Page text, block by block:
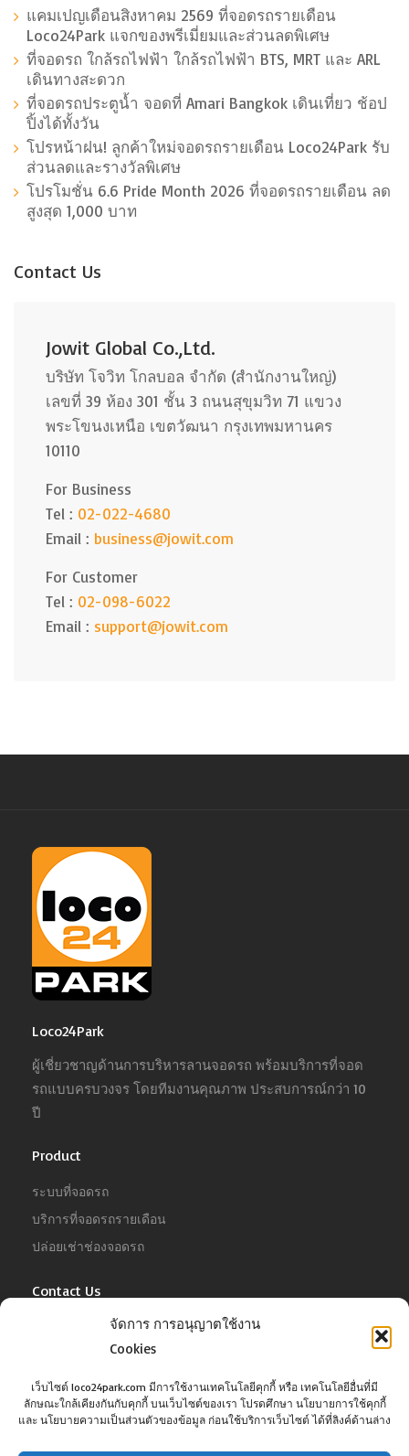
จัดการ การอนุญาตใช้งาน
Cookies
เว็บไซต์ loco24park.com มีการใช้งานเทคโนโลยีคุกกี้ หรือ เทคโนโลยีอื่นที่มี
ลักษณะใกล้เคียงกันกับคุกกี้ บนเว็บไซต์ของเรา โปรดศึกษา นโยบายการใช้คุกกี้
และ นโยบายความเป็นส่วนตัวของข้อมูล ก่อนใช้บริการเว็บไซต์ ได้ที่ลิงค์ด้านล่าง
แคมเปญเดือนสิงหาคม 2569 ที่จอดรถรายเดือน
Loco24Park แจกของพรีเมี่ยมและส่วนลดพิเศษ
ที่จอดรถ ใกล้รถไฟฟ้า ใกล้รถไฟฟ้า BTS, MRT และ ARL
เดินทางสะดวก
ที่จอดรถประตูน้ำ จอดที่ Amari Bangkok เดินเที่ยว ช้อป
ปิ้งได้ทั้งวัน
โปรหน้าฝน! ลูกค้าใหม่จอดรถรายเดือน Loco24Park รับ
ส่วนลดและรางวัลพิเศษ
โปรโมชั่น 6.6 Pride Month 2026 ที่จอดรถรายเดือน ลด
สูงสุด 1,000 บาท
Contact Us
Jowit Global Co.,Ltd.
บริษัท โจวิท โกลบอล จำกัด (สำนักงานใหญ่)
เลขที่ 39 ห้อง 301 ชั้น 3 ถนนสุขุมวิท 71 แขวง
พระโขนงเหนือ เขตวัฒนา กรุงเทพมหานคร
10110
For Business
Tel : 02-022-4680
Email : business@jowit.com
For Customer
Tel : 02-098-6022
Email : support@jowit.com
Loco24Park
ผู้เชี่ยวชาญด้านการบริหารลานจอดรถ พร้อมบริการที่จอด
รถแบบครบวงจร โดยทีมงานคุณภาพ ประสบการณ์กว่า 10
ปี
Product
ระบบที่จอดรถ
บริการที่จอดรถรายเดือน
ปล่อยเช่าช่องจอดรถ
Contact Us
02-022-4680
For Customer